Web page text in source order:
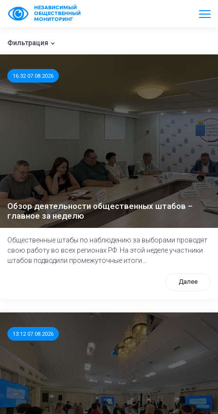
НЕЗАВИСИМЫЙ
ОБЩЕСТВЕННЫЙ
МОНИТОРИНГ
Фильтрация
16:32 07.08.2026
Обзор деятельности общественных штабов –
главное за неделю
Общественные штабы по наблюдению за выборами проводят
свою работу во всех регионах РФ. На этой неделе участники
штабов подводили промежуточные итоги...
Далее
13:12 07.08.2026